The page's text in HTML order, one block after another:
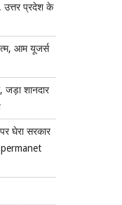
उत्तर प्रदेश के
आम यूजर्स
शानदार
घेरा सरकार